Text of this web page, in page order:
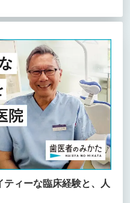
ティーな臨床経験と、人